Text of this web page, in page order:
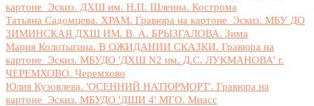
картоне_Эскиз. ДХШ им. Н.П. Шлеина. Кострома
Татьяна Садомцева. ХРАМ. Гравюра на картоне_Эскиз. МБУ ДО
ЗИМИНСКАЯ ДХШ ИМ. В. А. БРЫЗГАЛОВА. Зима
Мария Колотыгина. В ОЖИДАНИИ СКАЗКИ. Гравюра на
картоне_Эскиз. МБУДО 'ДХШ N2 им. Д.С. ЛУКМАНОВА' г.
ЧЕРЕМХОВО. Черемхово
Юлия Кузовлева. 'ОСЕННИЙ НАТЮРМОРТ'. Гравюра на
картоне_Эскиз. МБУДО 'ДШИ 4' МГО. Миасс